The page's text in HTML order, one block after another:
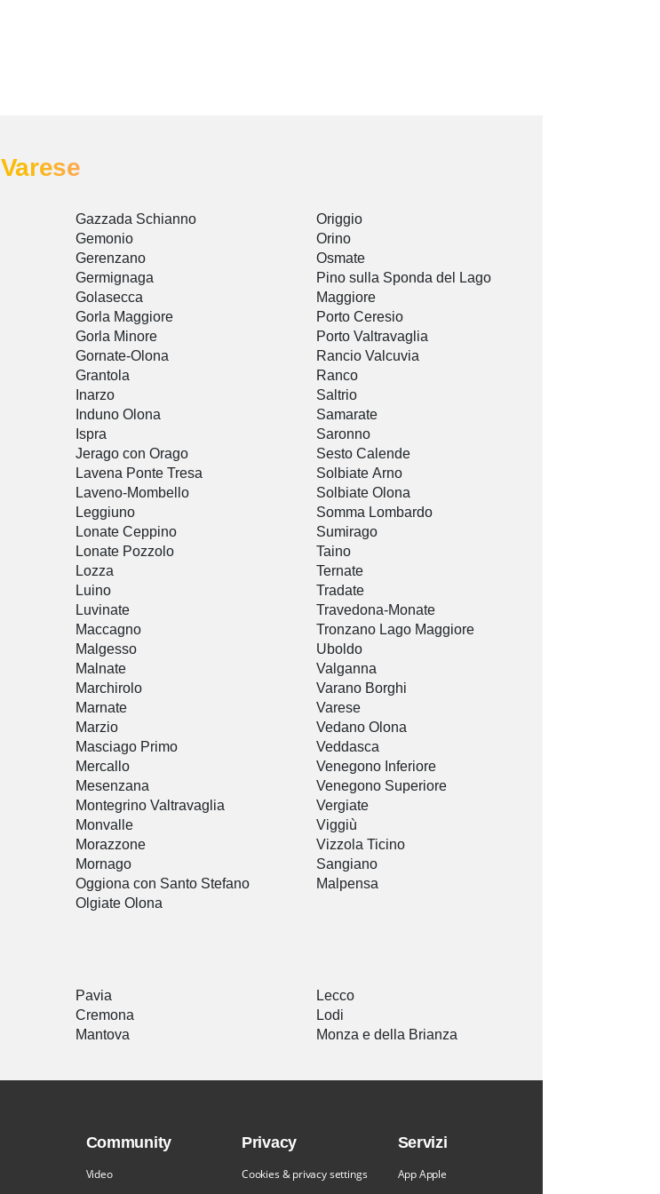
Varese
Gazzada Schianno
Gemonio
Gerenzano
Germignaga
Golasecca
Gorla Maggiore
Gorla Minore
Gornate-Olona
Grantola
Inarzo
Induno Olona
Ispra
Jerago con Orago
Lavena Ponte Tresa
Laveno-Mombello
Leggiuno
Lonate Ceppino
Lonate Pozzolo
Lozza
Luino
Luvinate
Maccagno
Malgesso
Malnate
Marchirolo
Marnate
Marzio
Masciago Primo
Mercallo
Mesenzana
Montegrino Valtravaglia
Monvalle
Morazzone
Mornago
Oggiona con Santo Stefano
Olgiate Olona
Origgio
Orino
Osmate
Pino sulla Sponda del Lago
Maggiore
Porto Ceresio
Porto Valtravaglia
Rancio Valcuvia
Ranco
Saltrio
Samarate
Saronno
Sesto Calende
Solbiate Arno
Solbiate Olona
Somma Lombardo
Sumirago
Taino
Ternate
Tradate
Travedona-Monate
Tronzano Lago Maggiore
Uboldo
Valganna
Varano Borghi
Varese
Vedano Olona
Veddasca
Venegono Inferiore
Venegono Superiore
Vergiate
Viggiù
Vizzola Ticino
Sangiano
Malpensa
Pavia
Cremona
Mantova
Lecco
Lodi
Monza e della Brianza
Community
Video
Privacy
Cookies & privacy settings
Servizi
App Apple